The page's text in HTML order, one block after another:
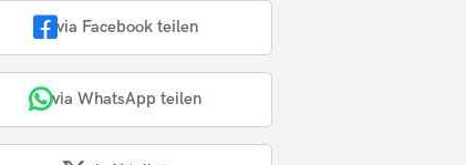
via Facebook teilen
via WhatsApp teilen